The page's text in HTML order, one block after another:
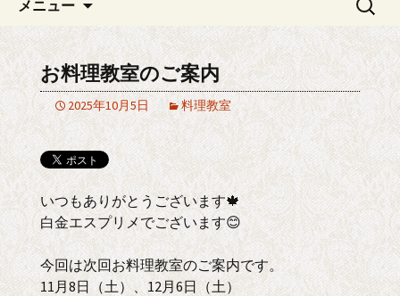
メニュー
お料理教室のご案内
2025年10月5日 料理教室
いつもありがとうございます🍁
白金エスプリメでございます😊
今回は次回お料理教室のご案内です。
11月8日（土）、12月6日（土）